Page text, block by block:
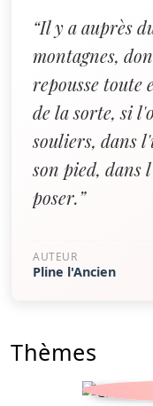
“Il y a auprès
montagnes,
repousse toute
de la sorte, si
souliers, dans
son pied, dans
poser.”
AUTEUR
Pline l'Ancien
Thèmes